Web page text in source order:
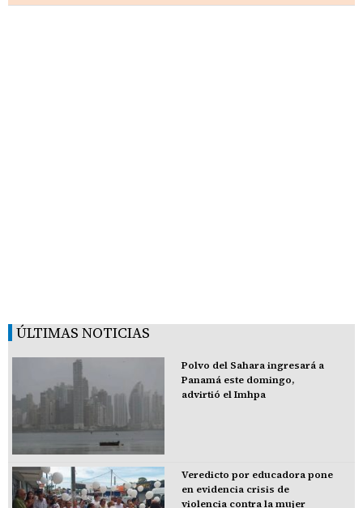
ÚLTIMAS NOTICIAS
Polvo del Sahara ingresará a
Panamá este domingo,
advirtió el Imhpa
Veredicto por educadora pone
en evidencia crisis de
violencia contra la mujer